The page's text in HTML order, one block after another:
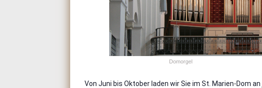
Domorgel
Von Juni bis Oktober laden wir Sie im St. Marien-Dom an